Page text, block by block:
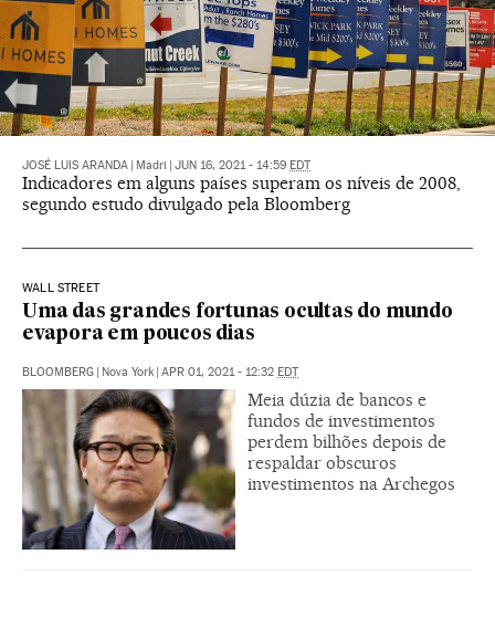
JOSÉ LUIS ARANDA Madri JUN 16, 2021 - 14:59 EDT
Indicadores em alguns países superam os níveis de 2008,
segundo estudo divulgado pela Bloomberg
WALL STREET
Uma das grandes fortunas ocultas do mundo
evapora em poucos dias
BLOOMBERG Nova York APR 01, 2021 - 12:32 EDT
Meia dúzia de bancos e
fundos de investimentos
perdem bilhões depois de
respaldar obscuros
investimentos na Archegos